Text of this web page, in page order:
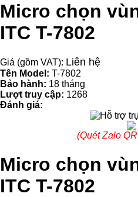
Micro chọn
ITC T-7802
Giá (gồm VAT): Liên hệ
Tên Model: T-7802
Bảo hành: 18 tháng
Lượt truy cập: 1268
Đánh giá:
(Quét Zalo
Micro chọn
ITC T-7802